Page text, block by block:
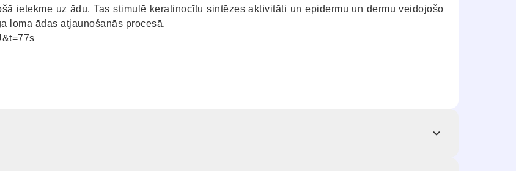
ietekme uz ādu. Tas stimulē keratinocītu sintēzes aktivitāti un epidermu un dermu veidojošo
loma ādas atjaunošanās procesā.